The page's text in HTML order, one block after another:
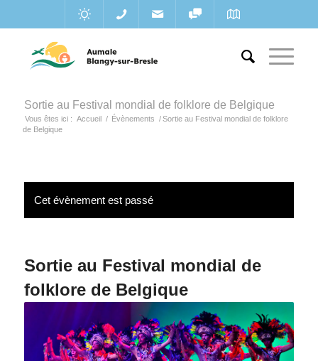
Sortie au Festival mondial de folklore de Belgique
Vous êtes ici : Accueil / Évènements / Sortie au Festival mondial de folklore
de Belgique
Cet évènement est passé
Sortie au Festival mondial de
folklore de Belgique